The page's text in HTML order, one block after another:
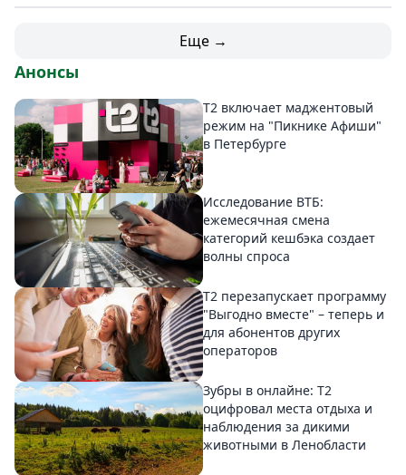
Еще →
Анонсы
Т2 включает маджентовый
режим на "Пикнике Афиши"
в Петербурге
Исследование ВТБ:
ежемесячная смена
категорий кешбэка создает
волны спроса
Т2 перезапускает программу
"Выгодно вместе" – теперь и
для абонентов других
операторов
Зубры в онлайне: Т2
оцифровал места отдыха и
наблюдения за дикими
животными в Ленобласти